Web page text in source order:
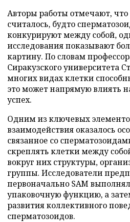
Авторы работы отмечают, что
считалось, будто
конкурируют между собой,
исследования показывают
картину. По словам
Сиракузского университета
многих видах клетки
это может напрямую влиять
успех.
Одним из ключевых
взаимодействия оказалось
связанное со
скреплять клетки между
вокруг них структуры,
группы. Исследователи
первоначально SAM
упаковочную функцию, а
развития коллективного
сперматозоидов.